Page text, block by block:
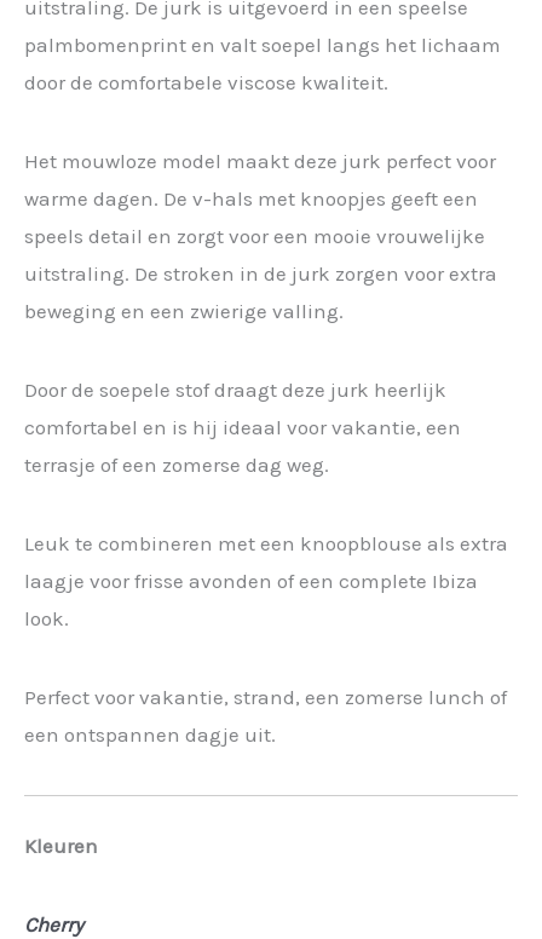
uitstraling. De jurk is uitgevoerd in een speelse
palmbomenprint en valt soepel langs het lichaam
door de comfortabele viscose kwaliteit.
Het mouwloze model maakt deze jurk perfect voor
warme dagen. De v-hals met knoopjes geeft een
speels detail en zorgt voor een mooie vrouwelijke
uitstraling. De stroken in de jurk zorgen voor extra
beweging en een zwierige valling.
Door de soepele stof draagt deze jurk heerlijk
comfortabel en is hij ideaal voor vakantie, een
terrasje of een zomerse dag weg.
Leuk te combineren met een knoopblouse als extra
laagje voor frisse avonden of een complete Ibiza
look.
Perfect voor vakantie, strand, een zomerse lunch of
een ontspannen dagje uit.
Kleuren
Cherry